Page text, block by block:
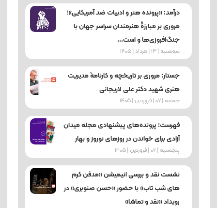
درآمد: «پرونده هنر و ادبیات ضد آمریکایی»؛
مروری بر مبارزۀ هنرمندان سراسر جهان با
جنگ‌افروزی‌ها و است...
ﺳﻪشنبه | 13 | مرداد | 1405
جستار: مروری بر تاریخچه و کارنامۀ مدیریت
هنری شهید دکتر علی لاریجانی
جمعه | 07 | فروردین | 1405
فهرست: پرونده‌های پیشنهادی مجله میدان
آزادی برای خواندن در روزهای نوروز و بهار
پنجشنبه | 06 | فروردین | 1405
نشست نقد و بررسی انیمیشن «مدفن کرم‌
های شب‌ تاب» با حضور «حسن صنوبری» در
رویداد «نقد و تماشا»